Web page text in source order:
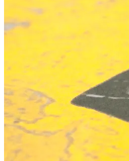
Castor stoppen!
@castorstoppen.bsky.social
⋅
Gegen 23.20 Uhr ist der
12. Castortransport im
Kreuz Holz abgebogen
Richtung Neuss auf die
A46 - castor-
stoppen.de/ticker/#route
#atommüll #castor
castor-stoppen.de
Ticker – Castor
stoppen!